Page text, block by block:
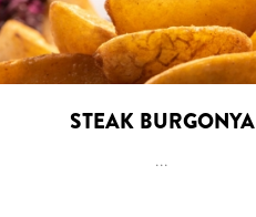
STEAK BURGONYA
...